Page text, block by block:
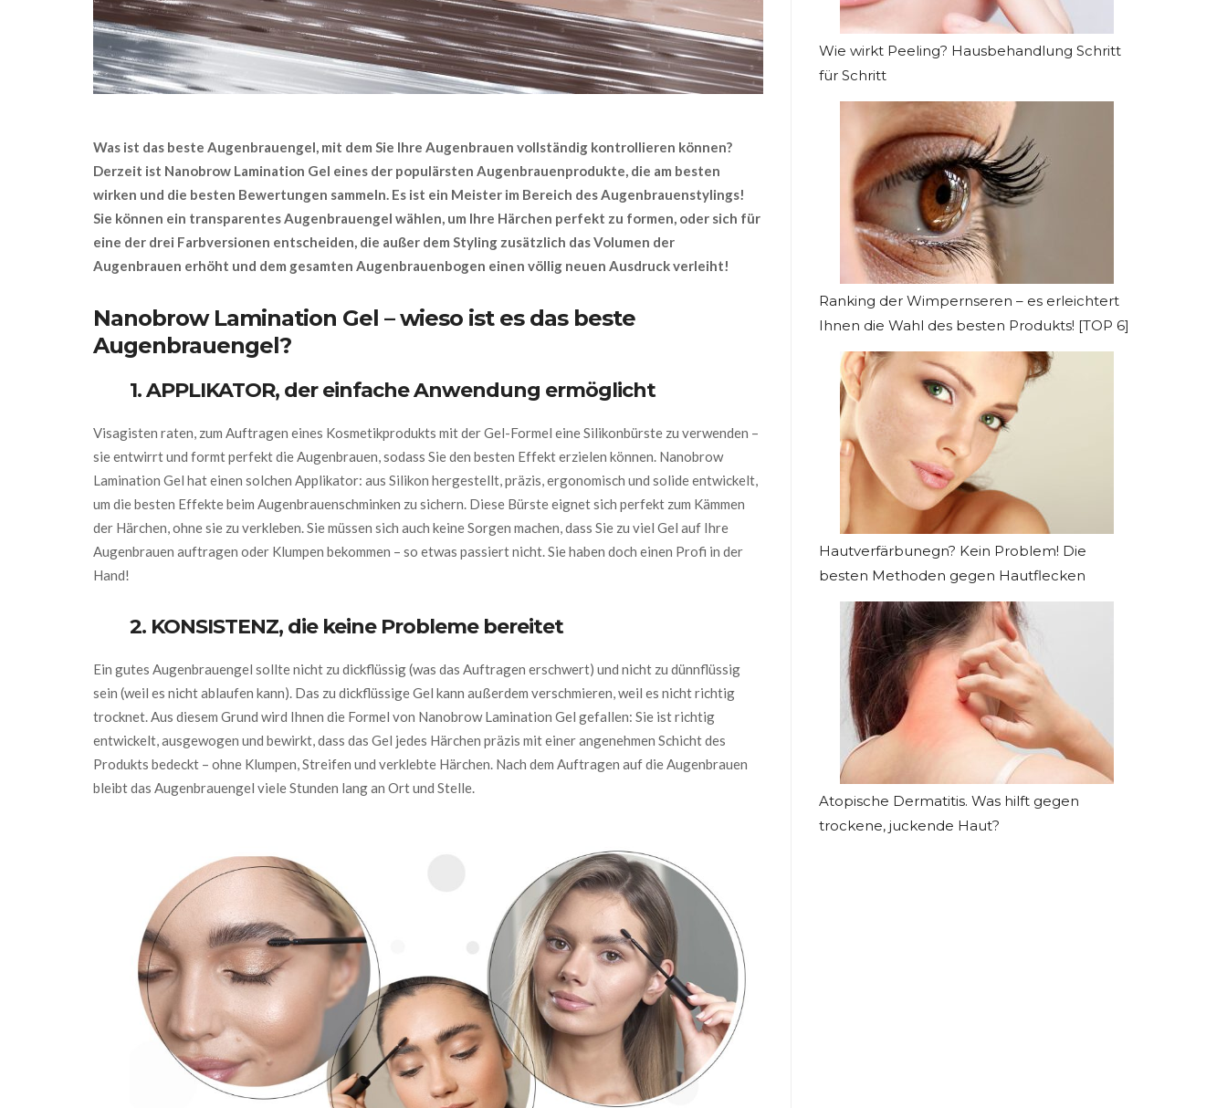
Was ist das beste Augenbrauengel, mit dem Sie Ihre Augenbrauen vollständig kontrollieren können?
Derzeit ist Nanobrow Lamination Gel eines der populärsten Augenbrauenprodukte, die am besten
wirken und die besten Bewertungen sammeln. Es ist ein Meister im Bereich des Augenbrauenstylings!
Sie können ein transparentes Augenbrauengel wählen, um Ihre Härchen perfekt zu formen, oder sich für
eine der drei Farbversionen entscheiden, die außer dem Styling zusätzlich das Volumen der
Augenbrauen erhöht und dem gesamten Augenbrauenbogen einen völlig neuen Ausdruck verleiht!
Nanobrow Lamination Gel – wieso ist es das beste
Augenbrauengel?
1. APPLIKATOR, der einfache Anwendung ermöglicht
Visagisten raten, zum Auftragen eines Kosmetikprodukts mit der Gel-Formel eine Silikonbürste zu verwenden –
sie entwirrt und formt perfekt die Augenbrauen, sodass Sie den besten Effekt erzielen können. Nanobrow
Lamination Gel hat einen solchen Applikator: aus Silikon hergestellt, präzis, ergonomisch und solide entwickelt,
um die besten Effekte beim Augenbrauenschminken zu sichern. Diese Bürste eignet sich perfekt zum Kämmen
der Härchen, ohne sie zu verkleben. Sie müssen sich auch keine Sorgen machen, dass Sie zu viel Gel auf Ihre
Augenbrauen auftragen oder Klumpen bekommen – so etwas passiert nicht. Sie haben doch einen Profi in der
Hand!
2. KONSISTENZ, die keine Probleme bereitet
Ein gutes Augenbrauengel sollte nicht zu dickflüssig (was das Auftragen erschwert) und nicht zu dünnflüssig
sein (weil es nicht ablaufen kann). Das zu dickflüssige Gel kann außerdem verschmieren, weil es nicht richtig
trocknet. Aus diesem Grund wird Ihnen die Formel von Nanobrow Lamination Gel gefallen: Sie ist richtig
entwickelt, ausgewogen und bewirkt, dass das Gel jedes Härchen präzis mit einer angenehmen Schicht des
Produkts bedeckt – ohne Klumpen, Streifen und verklebte Härchen. Nach dem Auftragen auf die Augenbrauen
bleibt das Augenbrauengel viele Stunden lang an Ort und Stelle.
Wie wirkt Peeling? Hausbehandlung Schritt
für Schritt
Ranking der Wimpernseren – es erleichtert
Ihnen die Wahl des besten Produkts! [TOP 6]
Hautverfärbunegn? Kein Problem! Die
besten Methoden gegen Hautflecken
Atopische Dermatitis. Was hilft gegen
trockene, juckende Haut?